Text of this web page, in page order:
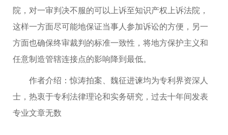
院，对一审判决不服的可以上诉至知识产权上诉法院，
这样一方面尽可能地保证当事人参加诉讼的方便，另一
方面也确保终审裁判的标准一致性，将地方保护主义和
任意制造管辖连接点的影响降到最低。
作者介绍：惊涛拍案、魏征进谏均为专利界资深人
士，热衷于专利法律理论和实务研究，过去十年间发表
专业文章无数